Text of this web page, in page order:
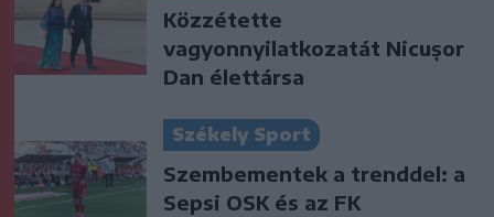
Közzétette
vagyonnyilatkozatát Nicușor
Dan élettársa
Székely Sport
Szembementek a trenddel: a
Sepsi OSK és az FK